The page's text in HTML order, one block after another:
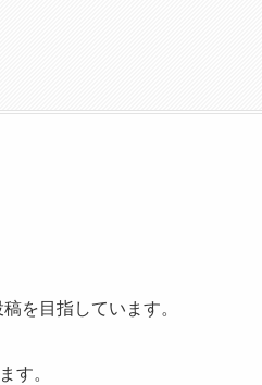
を目指しています。
す。